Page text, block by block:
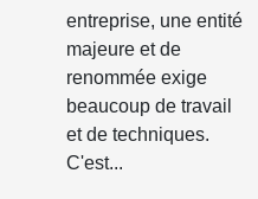
entreprise, une entité
majeure et de
renommée exige
beaucoup de travail
et de techniques.
C'est...